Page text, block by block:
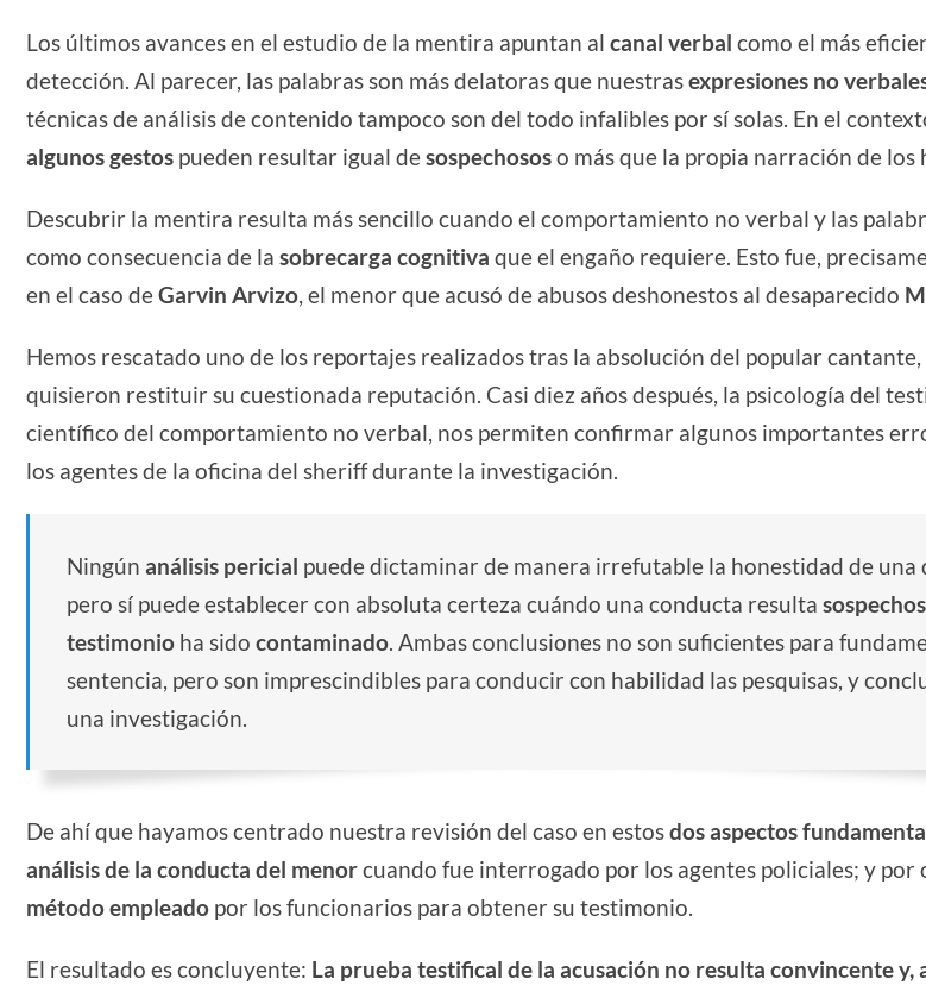
Los últimos avances en el estudio de la mentira apuntan al canal verbal como el más
detección. Al parecer, las palabras son más delatoras que nuestrasexpresiones no
técnicas de análisis de contenido tampoco son del todo infalibles por sí solas. En el
algunos gestos pueden resultar igual desospechososo más que la propia narración de los
Descubrir la mentira resulta más sencillo cuando el comportamiento no verbal y las
como consecuencia de la sobrecarga cognitiva que el engaño requiere. Esto fue,
en el caso deGarvin Arvizo, el menor que acusó de abusos deshonestos al desaparecido
Hemos rescatado uno de los reportajes realizados tras la absolución del popular cantante,
quisieron restituir su cuestionada reputación. Casi diez años después, la psicología del
científico del comportamiento no verbal, nos permiten confirmar algunos importantes
los agentes de la oficina del sheriff durante la investigación.
Ningún análisis pericial puede dictaminar de manera irrefutable la honestidad de una
pero sí puede establecer con absoluta certeza cuándo una conducta resulta
testimonio ha sido contaminado. Ambas conclusiones no son suficientes para
sentencia, pero son imprescindibles para conducir con habilidad las pesquisas, y
una investigación.
De ahí que hayamos centrado nuestra revisión del caso en estosdos aspectos
análisis de la conducta del menorcuando fue interrogado por los agentes policiales; y por
método empleado por los funcionarios para obtener su testimonio.
El resultado es concluyente: La prueba testifical de la acusación no resulta convincente y,